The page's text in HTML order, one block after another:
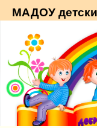
МАДОУ